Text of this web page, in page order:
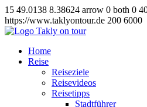
15 49.0138 8.38624 arrow 0 both 0
https://www.taklyontour.de 200 6000
Home
Reise
Reiseziele
Reisevideos
Reisetipps
Stadtführer